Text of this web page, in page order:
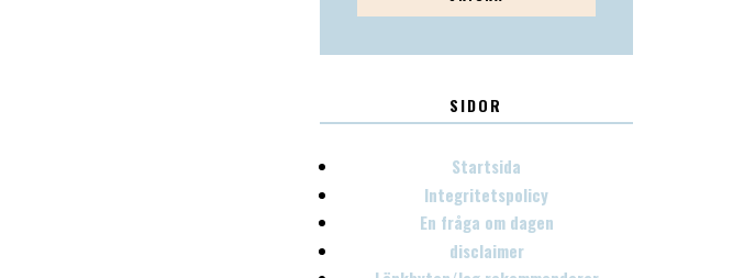
SIDOR
Startsida
Integritetspolicy
En fråga om dagen
disclaimer